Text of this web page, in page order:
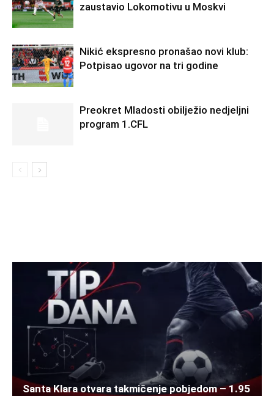
zaustavio Lokomotivu u Moskvi
Nikić ekspresno pronašao novi klub:
Potpisao ugovor na tri godine
Preokret Mladosti obilježio nedjeljni
program 1.CFL
Santa Klara otvara takmičenje pobjedom – 1.95